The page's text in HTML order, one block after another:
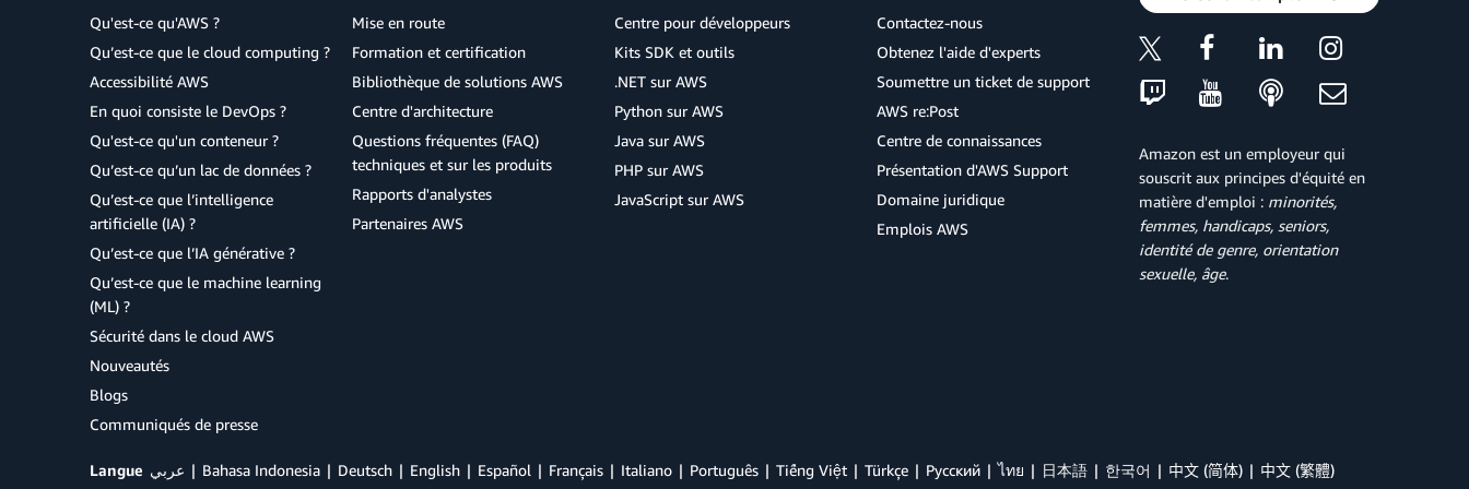
Qu'est-ce qu'AWS ?
Qu’est-ce que le cloud computing ?
Accessibilité AWS
En quoi consiste le DevOps ?
Qu'est-ce qu'un conteneur ?
Qu’est-ce qu’un lac de données ?
Qu’est-ce que l’intelligence
artificielle (IA) ?
Qu’est-ce que l’IA générative ?
Qu’est-ce que le machine learning
(ML) ?
Sécurité dans le cloud AWS
Nouveautés
Blogs
Communiqués de presse
Mise en route
Formation et certification
Bibliothèque de solutions AWS
Centre d'architecture
Questions fréquentes (FAQ)
techniques et sur les produits
Rapports d'analystes
Partenaires AWS
Centre pour développeurs
Kits SDK et outils
.NET sur AWS
Python sur AWS
Java sur AWS
PHP sur AWS
JavaScript sur AWS
Contactez-nous
Obtenez l'aide d'experts
Soumettre un ticket de support
AWS re:Post
Centre de connaissances
Présentation d'AWS Support
Domaine juridique
Emplois AWS
Amazon est un employeur qui
souscrit aux principes d'équité en
matière d'emploi : minorités,
femmes, handicaps, seniors,
identité de genre, orientation
sexuelle, âge.
Langue عربي Bahasa Indonesia Deutsch English Español Français Italiano Português Tiếng Việt Türkçe Ρусский ไทย 日本語 한국어 中文 (简体) 中文 (繁體)